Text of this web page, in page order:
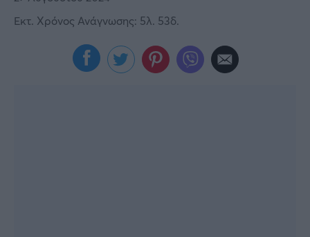
Εκτ. Χρόνος Ανάγνωσης: 5λ. 53δ.